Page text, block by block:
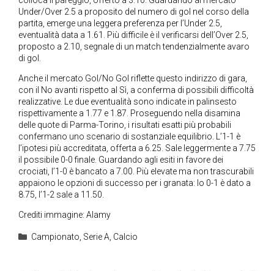
Under/Over 2.5 a proposito del numero di gol nel corso della
partita, emerge una leggera preferenza per l’Under 2.5,
eventualità data a 1.61. Più difficile è il verificarsi dell’Over 2.5,
proposto a 2.10, segnale di un match tendenzialmente avaro
di gol.
Anche il mercato Gol/No Gol riflette questo indirizzo di gara,
con il No avanti rispetto al Sì, a conferma di possibili difficoltà
realizzative. Le due eventualità sono indicate in palinsesto
rispettivamente a 1.77 e 1.87. Proseguendo nella disamina
delle quote di Parma-Torino, i risultati esatti più probabili
confermano uno scenario di sostanziale equilibrio. L’1-1 è
l’ipotesi più accreditata, offerta a 6.25. Sale leggermente a 7.75
il possibile 0-0 finale. Guardando agli esiti in favore dei
crociati, l’1-0 è bancato a 7.00. Più elevate ma non trascurabili
appaiono le opzioni di successo per i granata: lo 0-1 è dato a
8.75, l’1-2 sale a 11.50.
Crediti immagine: Alamy
Categorie
Campionato, Serie A, Calcio